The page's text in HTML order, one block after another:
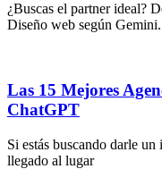
¿Buscas el partner ideal?
Diseño web según
Las 15 Mejores
ChatGPT
Si estás buscando darle
llegado al lugar